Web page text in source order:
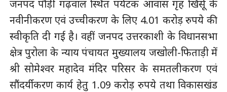
जनपद पौड़ी गढ़वाल स्थित पर्यटक आवास गृह खिर्सू के
नवीनीकरण एवं उच्चीकरण के लिए 4.01 करोड़ रुपये की
स्वीकृति दी गई है। वहीं जनपद उत्तरकाशी के विधानसभा
क्षेत्र पुरोला के न्याय पंचायत मुख्यालय जखोली-फिताड़ी में
श्री सोमेश्वर महादेव मंदिर परिसर के समतलीकरण एवं
सौंदर्यीकरण कार्य हेतु 1.09 करोड़ रुपये तथा विकासखंड